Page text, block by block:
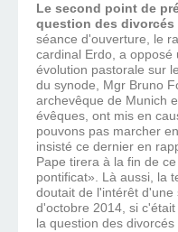
Le second point de
question des divorcés
séance d'ouverture, le
cardinal Erdo, a
évolution pastorale sur
du synode, Mgr Bruno
archevêque de Munich
évêques, ont mis en
pouvons pas marcher
insisté ce dernier en
Pape tirera à la fin de
pontificat». Là aussi, la
doutait de l'intérêt d'une
d'octobre 2014, si
la question des divorcés